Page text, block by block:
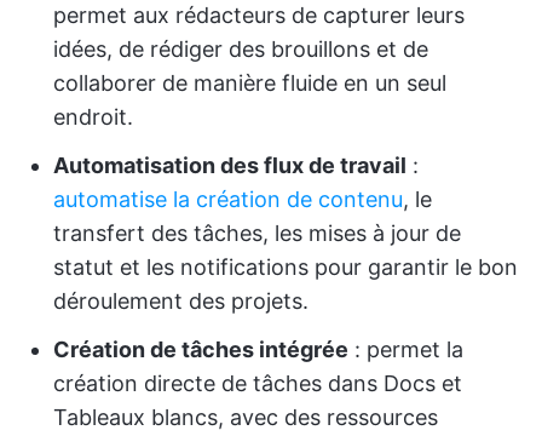
permet aux rédacteurs de capturer leurs
idées, de rédiger des brouillons et de
collaborer de manière fluide en un seul
endroit.
Automatisation des flux de travail :
automatise la création de contenu, le
transfert des tâches, les mises à jour de
statut et les notifications pour garantir le bon
déroulement des projets.
Création de tâches intégrée : permet la
création directe de tâches dans Docs et
Tableaux blancs, avec des ressources